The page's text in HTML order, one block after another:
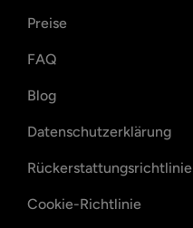
Preise
FAQ
Blog
Datenschutzerklärung
Rückerstattungsrichtlinie
Cookie-Richtlinie